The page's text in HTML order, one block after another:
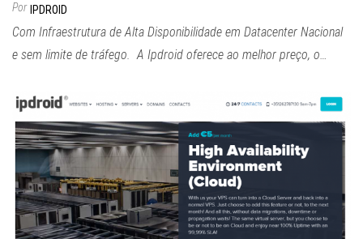
Por IPDROID
Com Infraestrutura de Alta Disponibilidade em Datacenter Nacional
e sem limite de tráfego. A Ipdroid oferece ao melhor preço, o…